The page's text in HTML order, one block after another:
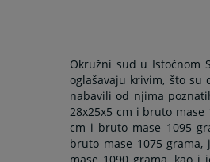
Okružni sud u Istočnom
oglašavaju krivim, što su
nabavili od njima
28x25x5 cm i bruto
cm i bruto mase 1095
bruto mase 1075